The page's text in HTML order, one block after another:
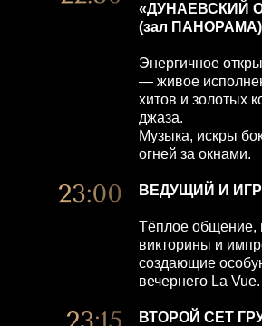
«ДУНАЕВСКИЙ
(зал ПАНОРАМА)
Энергичное
— живое
хитов и золотых
джаза.
Музыка, искры
огней за окнами.
ВЕДУЩИЙ И
Тёплое общение,
викторины и
создающие
вечернего La Vue.
ВТОРОЙ СЕТ